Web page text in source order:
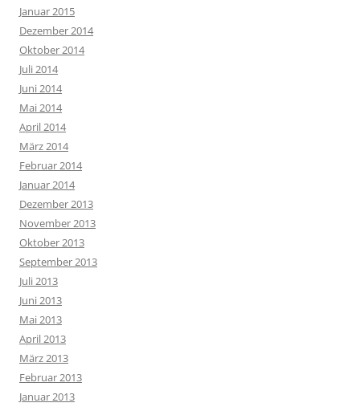
Januar 2015
Dezember 2014
Oktober 2014
Juli 2014
Juni 2014
Mai 2014
April 2014
März 2014
Februar 2014
Januar 2014
Dezember 2013
November 2013
Oktober 2013
September 2013
Juli 2013
Juni 2013
Mai 2013
April 2013
März 2013
Februar 2013
Januar 2013